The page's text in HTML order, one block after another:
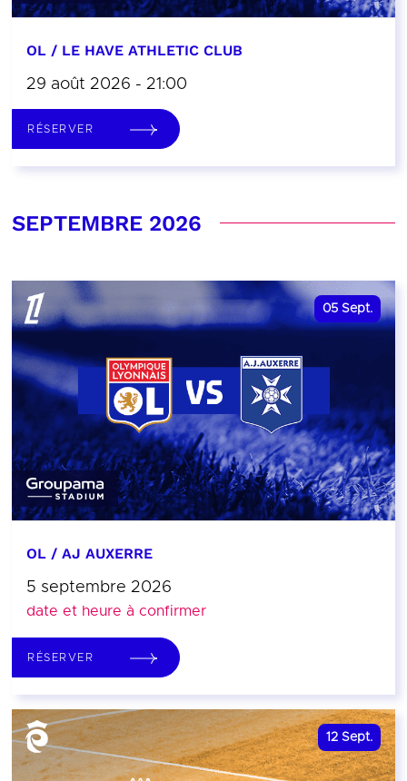
OL / LE HAVE ATHLETIC CLUB
29 août 2026 - 21:00
RÉSERVER
SEPTEMBRE 2026
05 Sept.
OL / AJ AUXERRE
5 septembre 2026
date et heure à confirmer
RÉSERVER
12 Sept.